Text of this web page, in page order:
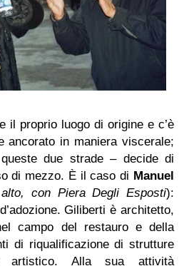
il proprio luogo di origine e c’è
ancorato in maniera viscerale;
due strade – decide di
di mezzo. È il caso di Manuel
con Piera Degli Esposti):
Giliberti è architetto,
campo del restauro e della
di riqualificazione di strutture
Alla sua attività